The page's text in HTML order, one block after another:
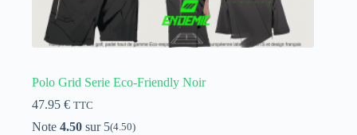
Polo Grid Serie Eco-Friendly Noir
47.95 € TTC
Note 4.50 sur 5(4.50)